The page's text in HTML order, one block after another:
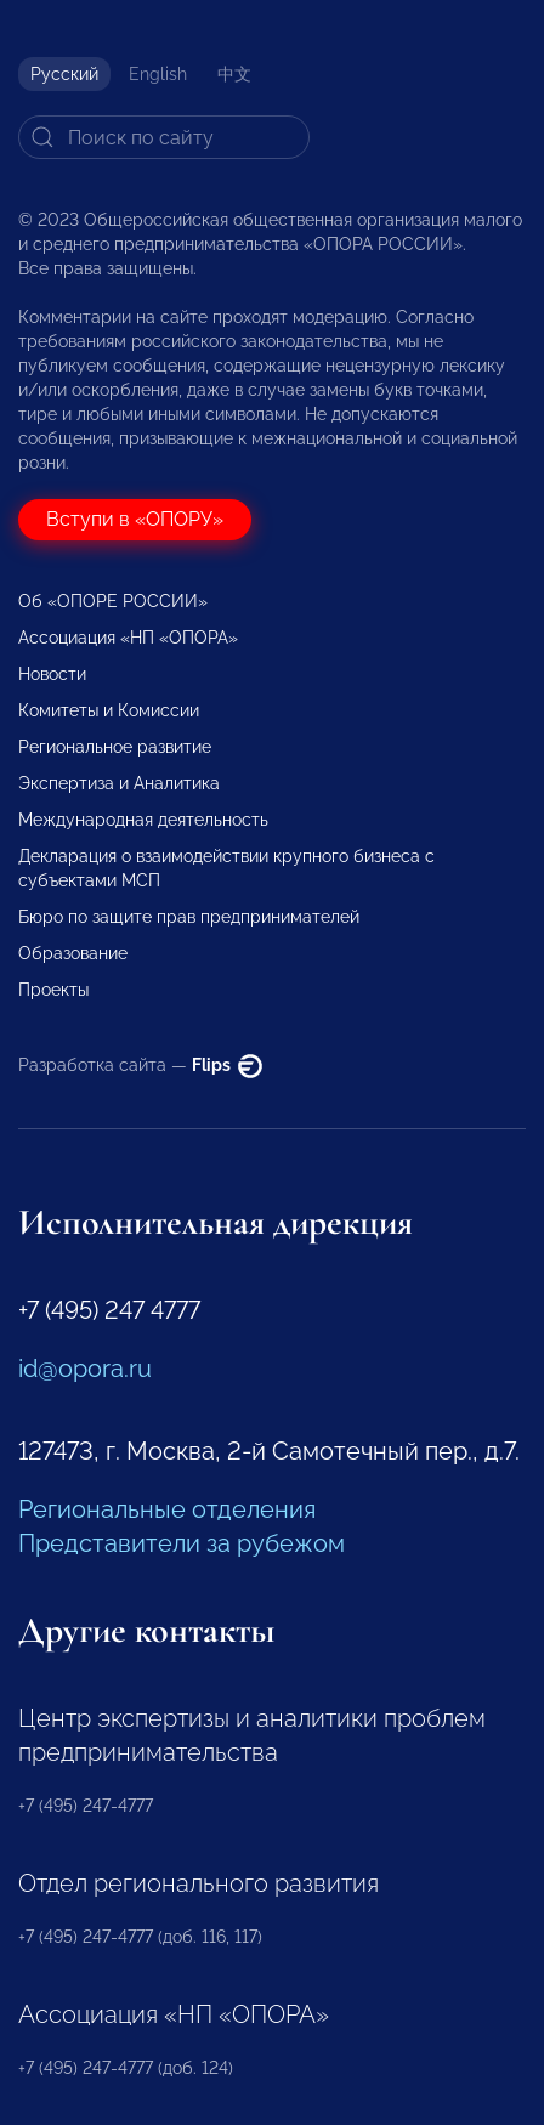
Русский English 中文
© 2023 Общероссийская общественная организация малого
и среднего предпринимательства «ОПОРА РОССИИ».
Все права защищены.
Комментарии на сайте проходят модерацию. Согласно
требованиям российского законодательства, мы не
публикуем сообщения, содержащие нецензурную лексику
и/или оскорбления, даже в случае замены букв точками,
тире и любыми иными символами. Не допускаются
сообщения, призывающие к межнациональной и социальной
розни.
Вступи в «ОПОРУ»
Об «ОПОРЕ РОССИИ»
Ассоциация «НП «ОПОРА»
Новости
Комитеты и Комиссии
Региональное развитие
Экспертиза и Аналитика
Международная деятельность
Декларация о взаимодействии крупного бизнеса с
субъектами МСП
Бюро по защите прав предпринимателей
Образование
Проекты
Разработка сайта — Flips
Исполнительная дирекция
+7 (495) 247 4777
id@opora.ru
127473, г. Москва, 2-й Самотечный пер., д.7.
Региональные отделения
Представители за рубежом
Другие контакты
Центр экспертизы и аналитики проблем
предпринимательства
+7 (495) 247-4777
Отдел регионального развития
+7 (495) 247-4777 (доб. 116, 117)
Ассоциация «НП «ОПОРА»
+7 (495) 247-4777 (доб. 124)